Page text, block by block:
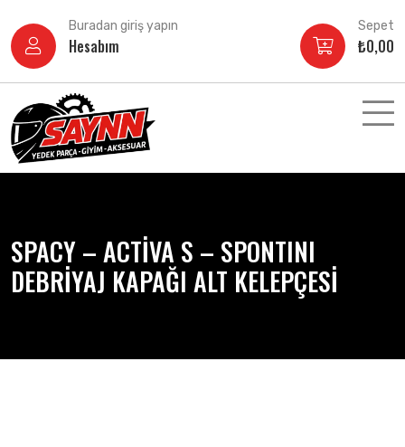
atla
Buradan giriş yapın
Hesabım
Sepet
₺0,00
SPACY – ACTİVA S – SPONTINI
DEBRİYAJ KAPAĞI ALT KELEPÇESİ